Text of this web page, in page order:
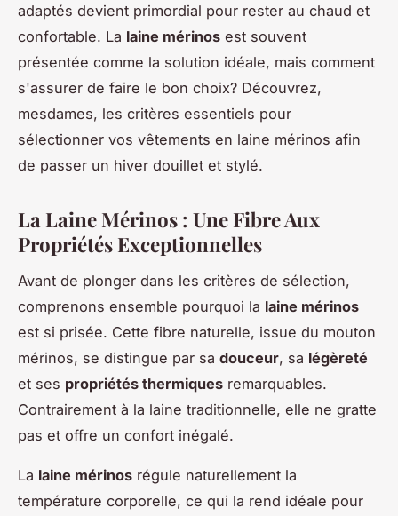
adaptés devient primordial pour rester au chaud et
confortable. La laine mérinos est souvent
présentée comme la solution idéale, mais comment
s'assurer de faire le bon choix? Découvrez,
mesdames, les critères essentiels pour
sélectionner vos vêtements en laine mérinos afin
de passer un hiver douillet et stylé.
La Laine Mérinos : Une Fibre Aux
Propriétés Exceptionnelles
Avant de plonger dans les critères de sélection,
comprenons ensemble pourquoi la laine mérinos
est si prisée. Cette fibre naturelle, issue du mouton
mérinos, se distingue par sa douceur, sa légèreté
et ses propriétés thermiques remarquables.
Contrairement à la laine traditionnelle, elle ne gratte
pas et offre un confort inégalé.
La laine mérinos régule naturellement la
température corporelle, ce qui la rend idéale pour